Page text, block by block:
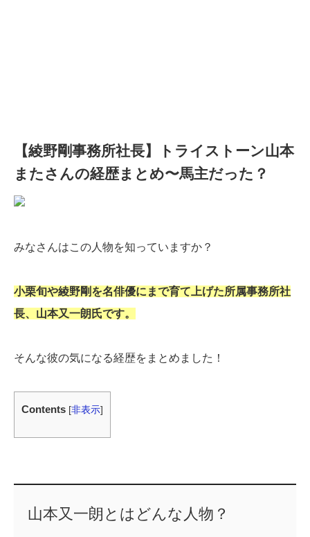
【綾野剛事務所社長】トライストーン山本
またさんの経歴まとめ〜馬主だった？
みなさんはこの人物を知っていますか？
小栗旬や綾野剛を名俳優にまで育て上げた所属事務所社
長、山本又一朗氏です。
そんな彼の気になる経歴をまとめました！
Contents [非表示]
山本又一朗とはどんな人物？